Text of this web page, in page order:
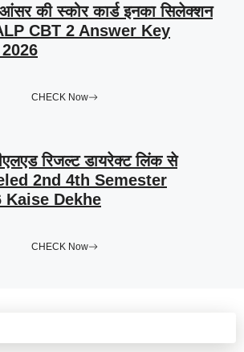
की स्कोर कार्ड इनका सिलेक्शन
CBT 2 Answer Key
CHECK Now
रिजल्ट डायरेक्ट लिंक से
2nd 4th Semester
Kaise Dekhe
CHECK Now